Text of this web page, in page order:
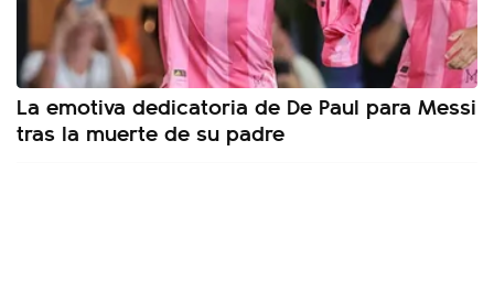
La emotiva dedicatoria de De Paul para Messi
tras la muerte de su padre